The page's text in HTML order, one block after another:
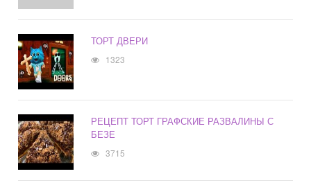
ТОРТ ДВЕРИ
1323
РЕЦЕПТ ТОРТ ГРАФСКИЕ РАЗВАЛИНЫ С
БЕЗЕ
3715